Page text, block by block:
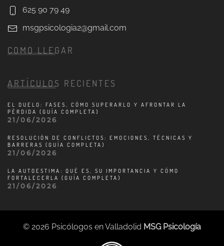
625 90 79 49
msgpsicologia2@gmail.com
COMO LLEGAR
ARTÍCULOS RECIENTES
EL DUELO: FASES, CÓMO SUPERARLO Y AFRONTAR LA
PÉRDIDA (GUÍA COMPLETA)
21/06/2026
RESOLUCIÓN DE CONFLICTOS: EMOCIONES, TÉCNICAS Y
BARRERAS (GUÍA COMPLETA)
21/06/2026
LA AUTOESTIMA: QUÉ ES, SU IMPORTANCIA Y CÓMO
FORTALECERLA (GUÍA COMPLETA)
21/06/2026
© 2026 Psicólogos en Valladolid MSG Psicología